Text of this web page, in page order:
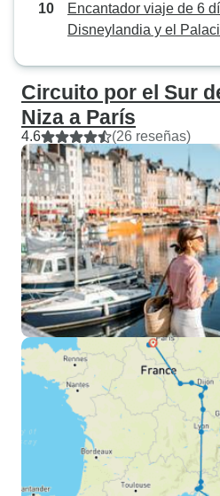
Encantador viaje de 6
Disneylandia y el
Circuito por el Sur
Niza a París
4.6 (26 reseñas)